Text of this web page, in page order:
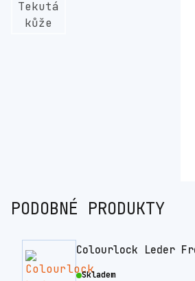
PODOBNÉ PRODUKTY
Colourlock Leder
Skladem